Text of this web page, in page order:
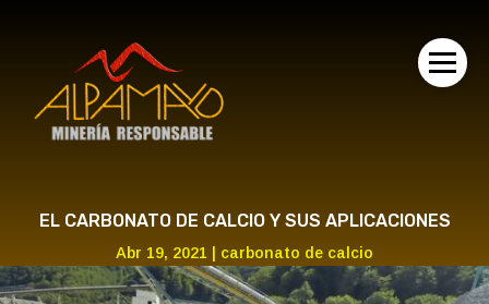
EL CARBONATO DE CALCIO Y SUS APLICACIONES
Abr 19, 2021 carbonato de calcio